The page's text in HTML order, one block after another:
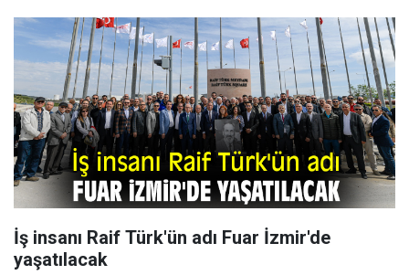
İş insanı Raif Türk'ün adı Fuar İzmir'de
yaşatılacak